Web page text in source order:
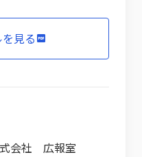
見る
式会社 広報室